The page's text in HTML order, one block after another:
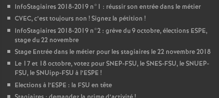
InfoStagiaires 2018-2019 n°1 : réussir son entrée dans le métier
CVEC, c’est toujours non ! Signez la pétition !
InfoStagiaires 2018-2019 n°2 : grève du 9 octobre, élections ESPE,
stage du 22 novembre
Stage Entrée dans le métier pour les stagiaires le 22 novembre 2018
Le 17 et 18 octobre, votez pourSNEP-FSU, leSNES-FSU, leSNUEP-
FSU, le SNUipp-FSU à l’ESPE !
Elections à l’ESPE : la FSU en tête